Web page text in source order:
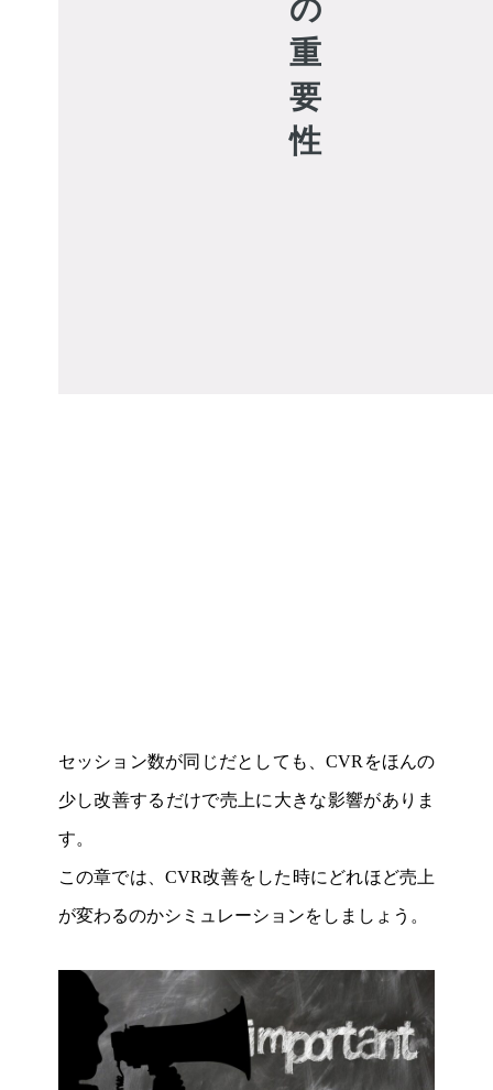
の
重
要
性
セッション数が同じだとしても、CVRをほんの
少し改善するだけで売上に大きな影響がありま
す。
この章では、CVR改善をした時にどれほど売上
が変わるのかシミュレーションをしましょう。